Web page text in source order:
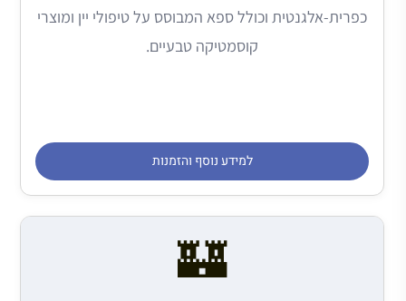
כפרית-אלגנטית וכולל ספא המבוסס על טיפולי יין ומוצרי
קוסמטיקה טבעיים.
למידע נוסף והזמנות
🏰